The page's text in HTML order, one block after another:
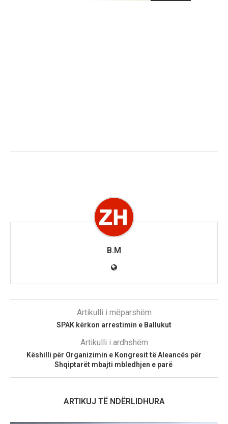
B.M
Artikulli i mëparshëm
SPAK kërkon arrestimin e Ballukut
Artikulli i ardhshëm
Këshilli për Organizimin e Kongresit të Aleancës për
Shqiptarët mbajti mbledhjen e parë
ARTIKUJ TË NDËRLIDHURA